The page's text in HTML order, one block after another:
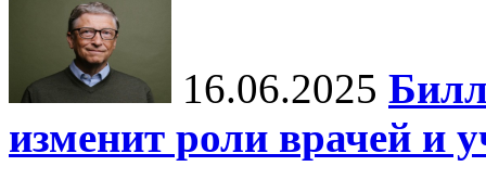
16.06.2025
изменит роли врачей и